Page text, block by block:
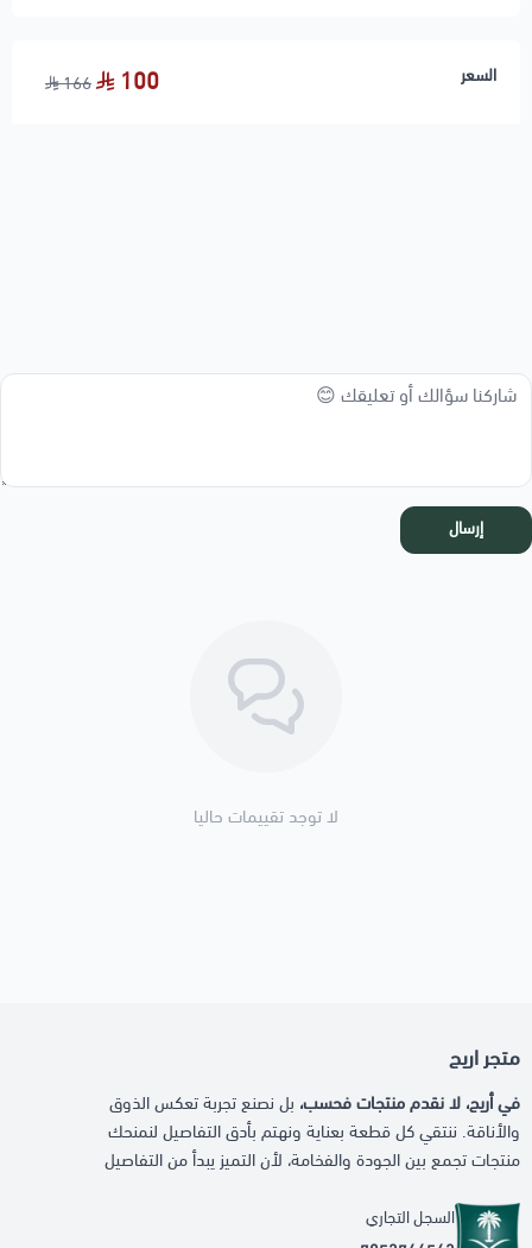
السعر 100
166
إرسال
لا توجد تقييمات حاليا
متجر اريج
في أريج، لا نقدم منتجات فحسب، بل نصنع تجربة تعكس الذوق
والأناقة. ننتقي كل قطعة بعناية ونهتم بأدق التفاصيل لنمنحك
منتجات تجمع بين الجودة والفخامة، لأن التميز يبدأ من التفاصيل
السجل التجاري